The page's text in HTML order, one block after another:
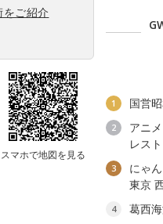
ご紹介
スマホで地図を見る
1 国営
2
アニ
レス
3
にゃ
東京
4 葛西